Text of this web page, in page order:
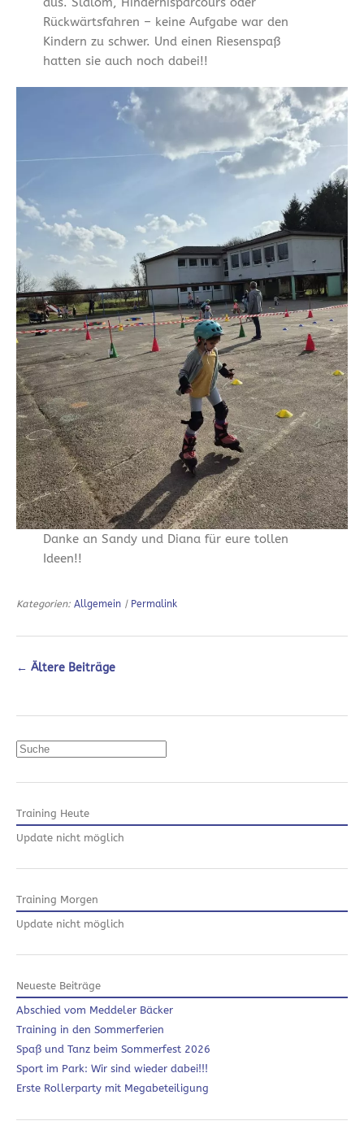
Rückwärtsfahren – keine Aufgabe war den
Kindern zu schwer. Und einen Riesenspaß
hatten sie auch noch dabei!!
Danke an Sandy und Diana für eure tollen
Ideen!!
Kategorien: Allgemein | Permalink
← Ältere Beiträge
Suchen
Training Heute
Update nicht möglich
Training Morgen
Update nicht möglich
Neueste Beiträge
Abschied vom Meddeler Bäcker
Training in den Sommerferien
Spaß und Tanz beim Sommerfest 2026
Sport im Park: Wir sind wieder dabei!!!
Erste Rollerparty mit Megabeteiligung